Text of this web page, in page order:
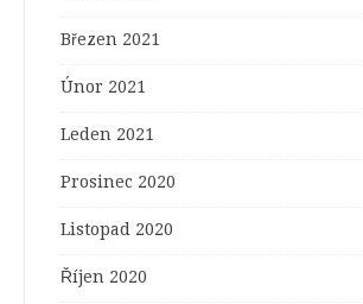
Březen 2021
Únor 2021
Leden 2021
Prosinec 2020
Listopad 2020
Říjen 2020